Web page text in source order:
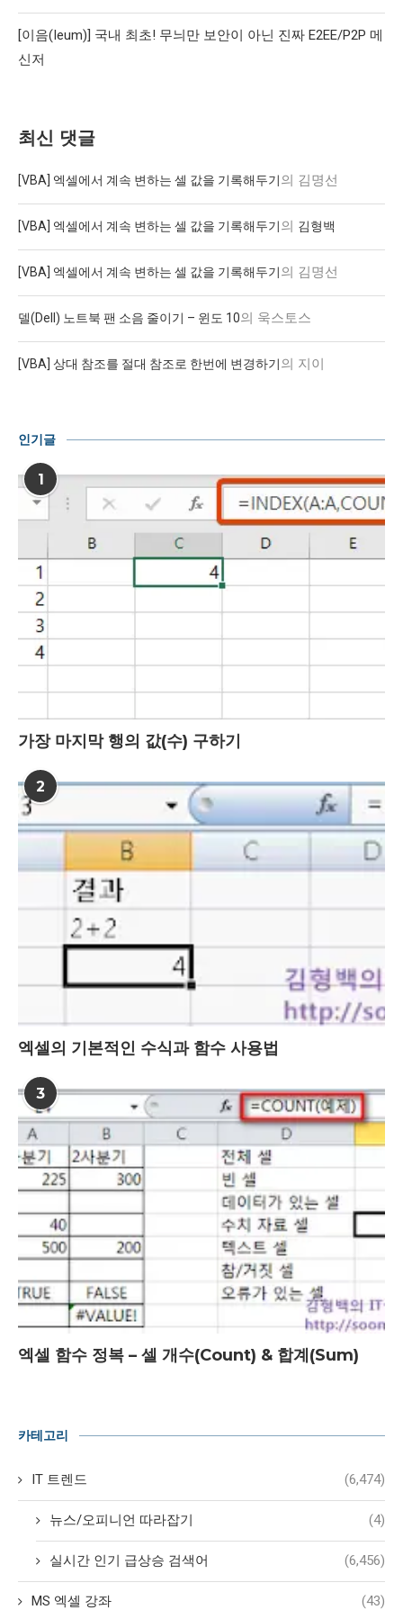
[이음(Ieum)] 국내 최초! 무늬만 보안이 아닌 진짜 E2EE/P2P 메
신저
최신 댓글
[VBA] 엑셀에서 계속 변하는 셀 값을 기록해두기의 김명선
[VBA] 엑셀에서 계속 변하는 셀 값을 기록해두기의 김형백
[VBA] 엑셀에서 계속 변하는 셀 값을 기록해두기의 김명선
델(Dell) 노트북 팬 소음 줄이기 – 윈도 10의 욱스토스
[VBA] 상대 참조를 절대 참조로 한번에 변경하기의 지이
인기글
1
가장 마지막 행의 값(수) 구하기
2
엑셀의 기본적인 수식과 함수 사용법
3
엑셀 함수 정복 – 셀 개수(Count) & 합계(Sum)
카테고리
IT 트렌드 (6,474)
뉴스/오피니언 따라잡기 (4)
실시간 인기 급상승 검색어 (6,456)
MS 엑셀 강좌 (43)